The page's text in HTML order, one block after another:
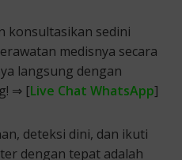
konsultasikan sedini
medisnya secara
langsung dengan
⇒ [Live Chat WhatsApp]
deteksi dini, dan ikuti
dengan tepat adalah